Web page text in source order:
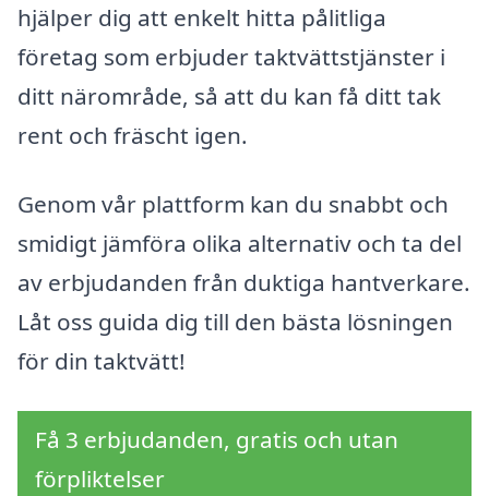
hjälper dig att enkelt hitta pålitliga
företag som erbjuder taktvättstjänster i
ditt närområde, så att du kan få ditt tak
rent och fräscht igen.
Genom vår plattform kan du snabbt och
smidigt jämföra olika alternativ och ta del
av erbjudanden från duktiga hantverkare.
Låt oss guida dig till den bästa lösningen
för din taktvätt!
Få 3 erbjudanden, gratis och utan
förpliktelser